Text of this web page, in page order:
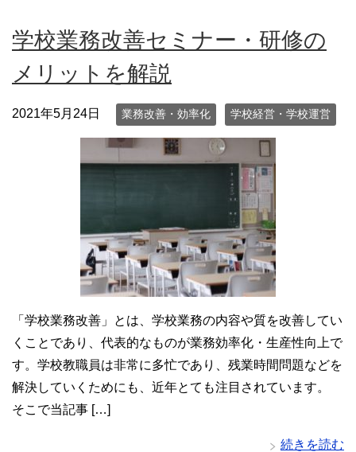
学校業務改善セミナー・研修の
メリットを解説
2021年5月24日 業務改善・効率化 学校経営・学校運営
「学校業務改善」とは、学校業務の内容や質を改善してい
くことであり、代表的なものが業務効率化・生産性向上で
す。学校教職員は非常に多忙であり、残業時間問題などを
解決していくためにも、近年とても注目されています。
そこで当記事 […]
続きを読む